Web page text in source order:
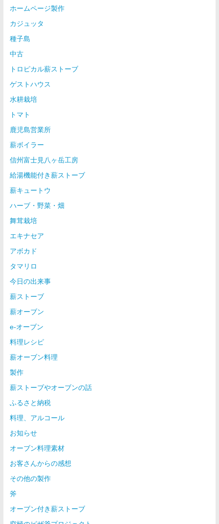
ホームページ製作
カジュッタ
種子島
中古
トロピカル薪ストーブ
ゲストハウス
水耕栽培
トマト
鹿児島営業所
薪ボイラー
信州富士見八ヶ岳工房
給湯機能付き薪ストーブ
薪キュートウ
ハーブ・野菜・畑
舞茸栽培
エキナセア
アボカド
タマリロ
今日の出来事
薪ストーブ
薪オーブン
e-オーブン
料理レシピ
薪オーブン料理
製作
薪ストーブやオーブンの話
ふるさと納税
料理、アルコール
お知らせ
オーブン料理素材
お客さんからの感想
その他の製作
斧
オーブン付き薪ストーブ